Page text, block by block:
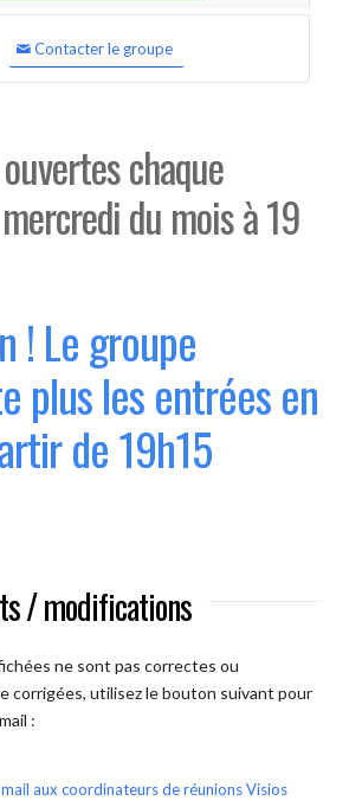
Contacter le groupe
chaque
du mois à 19
! Le groupe
plus les entrées en
de 19h15
/ modifications
ne sont pas correctes ou
corrigées, utilisez le bouton suivant pour
:
aux coordinateurs de réunions Visios